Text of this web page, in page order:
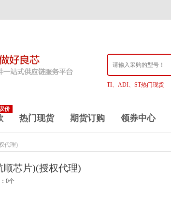
TI、ADI、ST热门现货
价
热门现货 期货订购 领券中心
代理)
顺芯片)(授权代理)
0个